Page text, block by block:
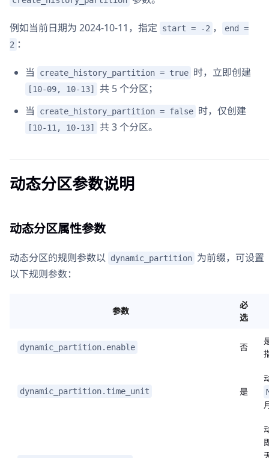
例如当前日期为 2024-10-11，指定 start = -2 ，
end =
2 ：
当 create_history_partition = true 时，立即创建
[10-09, 10-13]
共 5 个分区；
当
create_history_partition = false 时，仅创建
[10-11, 10-13] 共 3 个分区。
动态分区参数说明
动态分区属性参数
动态分区的规则参数以 dynamic_partition 为前缀，可设置
以下规则参数：
参数
必
选
dynamic_partition.enable 否
dynamic_partition.time_unit 是